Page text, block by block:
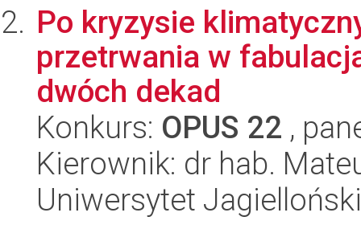
Po kryzysie
przetrwania w
dwóch dekad
Konkurs: OPUS 22 ,
Kierownik: dr hab.
Uniwersytet